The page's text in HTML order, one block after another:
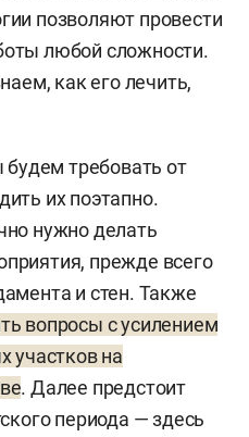
позволяют провести
любой сложности.
как его лечить,
будем требовать от
их поэтапно.
нужно делать
прежде всего
и стен. Также
вопросы с усилением
участков на
. Далее предстоит
периода — здесь